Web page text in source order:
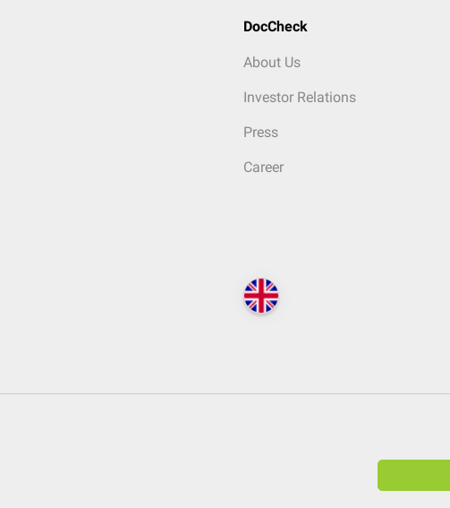
DocCheck
About Us
Investor Relations
Press
Career